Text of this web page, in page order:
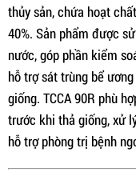
thủy sản, chứa hoạt
40%. Sản phẩm được
nước, góp phần kiểm
hỗ trợ sát trùng bể
giống. TCCA 90R phù
trước khi thả giống, xử
hỗ trợ phòng trị bệnh